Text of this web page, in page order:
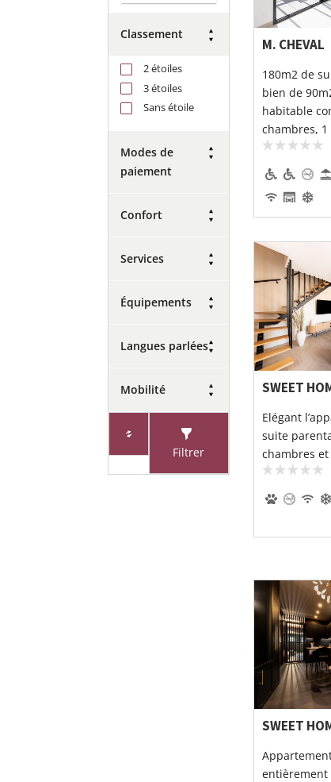
Classement
2 étoiles
3 étoiles
Sans étoile
Modes de
paiement
Confort
Services
Équipements
Langues parlées
Mobilité
Filtrer
M. CHEVAL
180m2 de
bien de
habitable
chambres, 1
SWEET
Elégant
suite
chambres et
SWEET
entièrement